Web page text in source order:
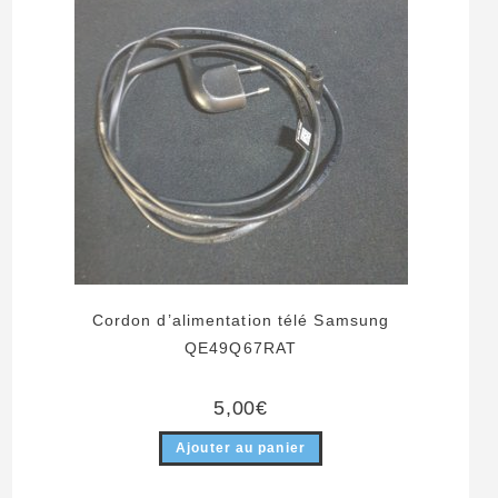
Cordon d’alimentation télé Samsung
QE49Q67RAT
5,00€
Ajouter au panier